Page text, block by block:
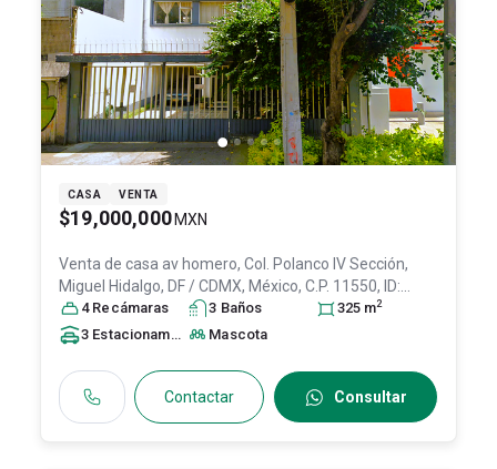
CASA VENTA
$19,000,000 MXN
Venta de casa av homero, Col. Polanco IV Sección,
Miguel Hidalgo, DF / CDMX, México, C.P. 11550, ID:
31303797
4 Recámaras 3 Baños 325 m2
3 Estacionamiento sMascota
Contactar Consultar